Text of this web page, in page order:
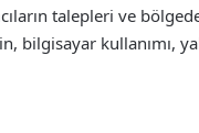
talepleri ve
bilgisayar kullanımı,